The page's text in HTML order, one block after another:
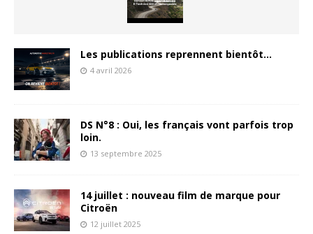
Les publications reprennent bientôt…
4 avril 2026
DS N°8 : Oui, les français vont parfois trop
loin.
13 septembre 2025
14 juillet : nouveau film de marque pour
Citroën
12 juillet 2025